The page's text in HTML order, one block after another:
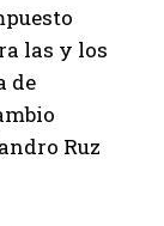
las y los
de
Ruz